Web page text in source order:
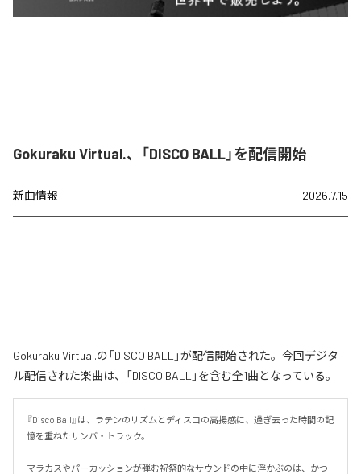
Gokuraku Virtual.、「DISCO BALL」を配信開始
新曲情報 2026.7.15
Gokuraku Virtual.の「DISCO BALL」が配信開始された。今回デジタ
ル配信された楽曲は、「DISCO BALL」を含む全1曲となっている。
『Disco Ball』は、ラテンのリズムとディスコの高揚感に、過ぎ去った時間の記
憶を重ねたサンバ・トラック。
マラカスやパーカッションが弾む祝祭的なサウンドの中に浮かぶのは、かつ